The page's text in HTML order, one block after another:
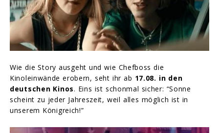
Wie die Story ausgeht und wie Chefboss die
Kinoleinwände erobern, seht ihr ab 17.08. in den
deutschen Kinos. Eins ist schonmal sicher: “Sonne
scheint zu jeder Jahreszeit, weil alles möglich ist in
unserem Königreich!”